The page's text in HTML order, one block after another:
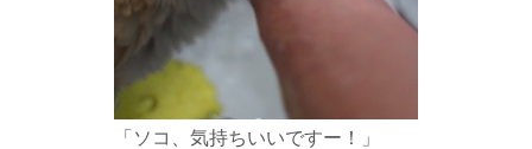
「ソコ、気持ちいいですー！」